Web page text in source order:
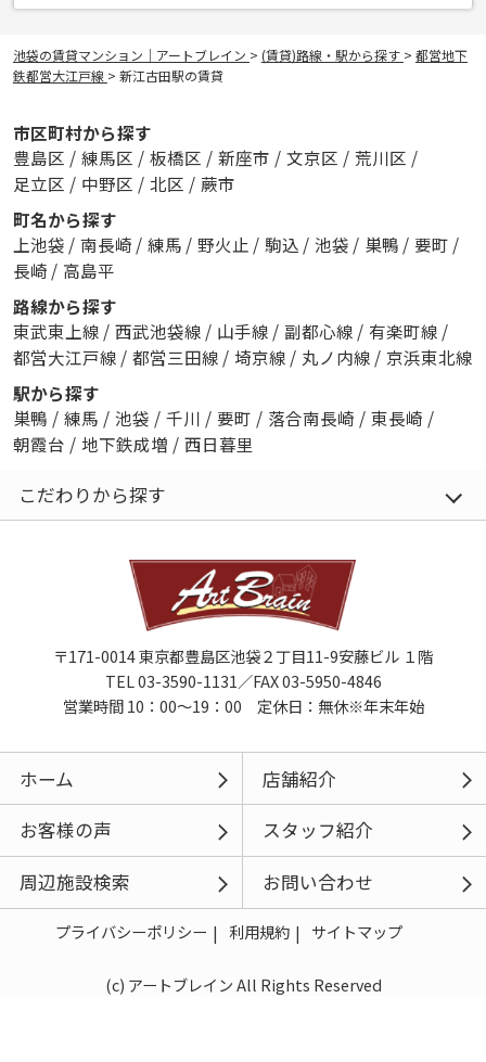
池袋の賃貸マンション｜アートブレイン > (賃貸)路線・駅から探す > 都営地下
鉄都営大江戸線 > 新江古田駅の賃貸
市区町村から探す
豊島区 / 練馬区 / 板橋区 / 新座市 / 文京区 / 荒川区 /
足立区 / 中野区 / 北区 / 蕨市
町名から探す
上池袋 / 南長崎 / 練馬 / 野火止 / 駒込 / 池袋 / 巣鴨 / 要町 /
長崎 / 高島平
路線から探す
東武東上線 / 西武池袋線 / 山手線 / 副都心線 / 有楽町線 /
都営大江戸線 / 都営三田線 / 埼京線 / 丸ノ内線 / 京浜東北線
駅から探す
巣鴨 / 練馬 / 池袋 / 千川 / 要町 / 落合南長崎 / 東長崎 /
朝霞台 / 地下鉄成増 / 西日暮里
こだわりから探す
〒171-0014 東京都豊島区池袋２丁目11-9安藤ビル １階
TEL 03-3590-1131／FAX 03-5950-4846
営業時間 10：00～19：00 定休日：無休※年末年始
ホーム
店舗紹介
お客様の声
スタッフ紹介
周辺施設検索
お問い合わせ
プライバシーポリシー 利用規約 サイトマップ
(c) アートブレイン All Rights Reserved